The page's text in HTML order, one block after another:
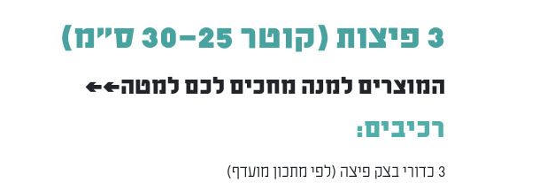
3 פיצות (קוטר 25–30 ס"מ)
המוצרים למנה מחכים לכם למטה>>
רכיבים:
3 כדורי בצק פיצה (לפי מתכון מועדף)